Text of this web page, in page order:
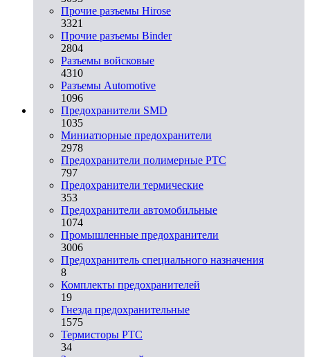
Прочие разъемы Hirose
3321
Прочие разъемы Binder
2804
Разъемы войсковые
4310
Разъeмы Automotive
1096
Предохранители SMD
1035
Миниатюрные предохранители
2978
Предохранители полимерные PTC
797
Предохранители термические
353
Предохранители автомобильные
1074
Промышленные предохранители
3006
Предохранитель специального назначения
8
Комплекты предохранителей
19
Гнезда предохранительные
1575
Термисторы PTC
34